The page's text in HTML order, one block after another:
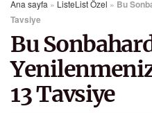
Ana sayfa » ListeList Özel » Bu
Tavsiye
Bu
13 Tavsiye